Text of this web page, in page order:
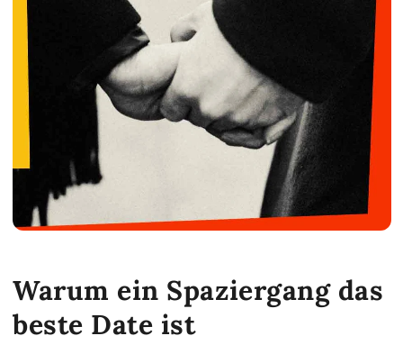
Warum ein Spaziergang das
beste Date ist